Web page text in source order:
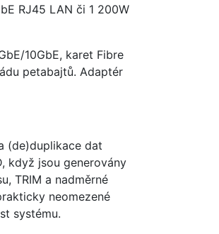
RJ45 LAN či 1 200W
10GbE, karet Fibre
petabajtů. Adaptér
(de)duplikace dat
když jsou generovány
TRIM a nadměrné
neomezené
systému.